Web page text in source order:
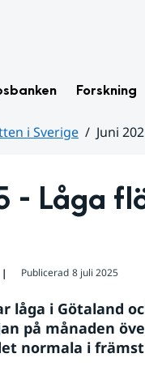
Forskning
i Sverige
Juni
- Låga
❘ Publicerad 8 juli 2025
låga i Götaland
på månaden
normala i främst